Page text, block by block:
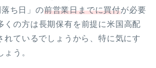
落ち日」の前営業日までに買付が必要
くの方は長期保有を前提に米国高配
れているでしょうから、特に気にす
ょう。